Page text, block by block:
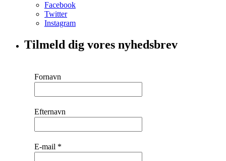
Facebook
Twitter
Instagram
Tilmeld dig vores nyhedsbrev
Fornavn
Efternavn
E-mail *